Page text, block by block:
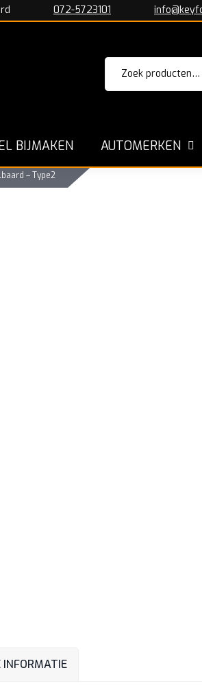
072-5723101
Zoeken
naar:
BIJMAKEN AUTOMERKEN
Snelle Werkwijze
– Type2